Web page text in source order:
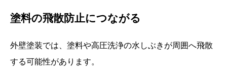
塗料の飛散防止につながる
外壁塗装では、塗料や高圧洗浄の水しぶきが周囲へ飛散
する可能性があります。